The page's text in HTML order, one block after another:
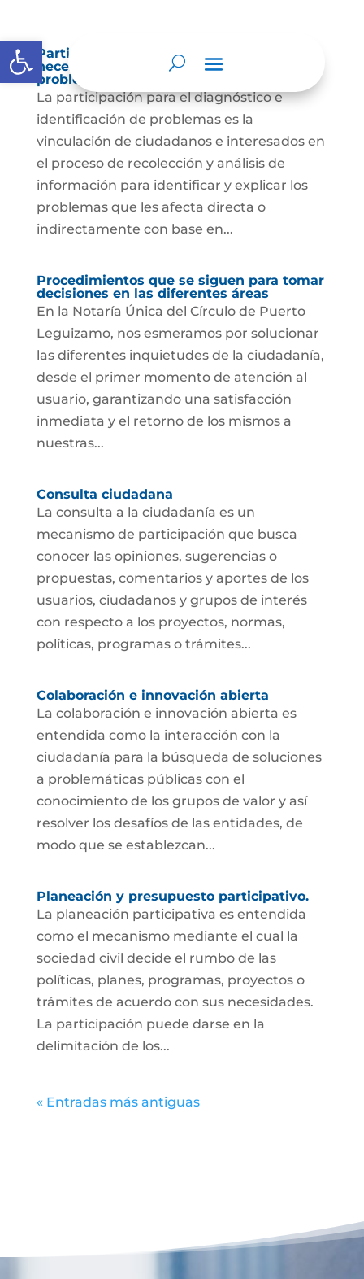
Abrir barra de herramientas
Participación para el diagnóstico de
necesidades e identificación de
problemas.
La participación para el diagnóstico e
identificación de problemas es la
vinculación de ciudadanos e interesados en
el proceso de recolección y análisis de
información para identificar y explicar los
problemas que les afecta directa o
indirectamente con base en...
Procedimientos que se siguen para tomar
decisiones en las diferentes áreas
En la Notaría Única del Círculo de Puerto
Leguizamo, nos esmeramos por solucionar
las diferentes inquietudes de la ciudadanía,
desde el primer momento de atención al
usuario, garantizando una satisfacción
inmediata y el retorno de los mismos a
nuestras...
Consulta ciudadana
La consulta a la ciudadanía es un
mecanismo de participación que busca
conocer las opiniones, sugerencias o
propuestas, comentarios y aportes de los
usuarios, ciudadanos y grupos de interés
con respecto a los proyectos, normas,
políticas, programas o trámites...
Colaboración e innovación abierta
La colaboración e innovación abierta es
entendida como la interacción con la
ciudadanía para la búsqueda de soluciones
a problemáticas públicas con el
conocimiento de los grupos de valor y así
resolver los desafíos de las entidades, de
modo que se establezcan...
Planeación y presupuesto participativo.
La planeación participativa es entendida
como el mecanismo mediante el cual la
sociedad civil decide el rumbo de las
políticas, planes, programas, proyectos o
trámites de acuerdo con sus necesidades.
La participación puede darse en la
delimitación de los...
« Entradas más antiguas